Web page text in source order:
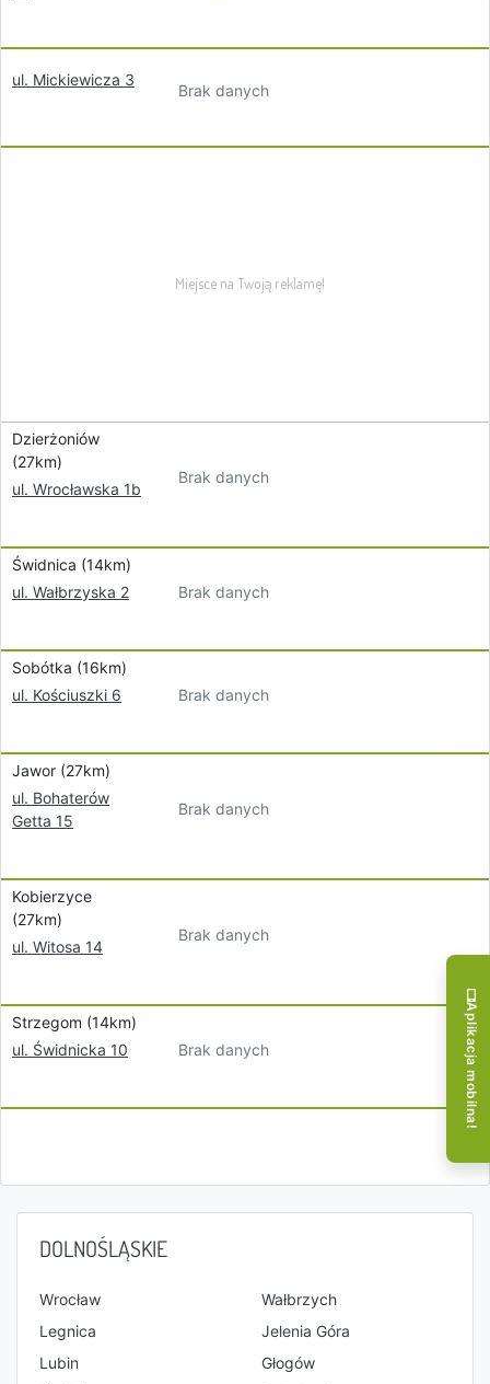
ul. Mickiewicza 3
Brak danych
Dzierżoniów
(27km)
ul. Wrocławska 1b
Brak danych
Świdnica (14km)
ul. Wałbrzyska 2
Brak danych
Sobótka (16km)
ul. Kościuszki 6
Brak danych
Jawor (27km)
ul. Bohaterów
Getta 15
Brak danych
Kobierzyce
(27km)
ul. Witosa 14
Brak danych
Strzegom (14km)
ul. Świdnicka 10
Brak danych
DOLNOŚLĄSKIE
Wrocław
Wałbrzych
Legnica
Jelenia Góra
Lubin
Głogów
Aplikacja mobilna!